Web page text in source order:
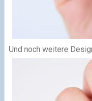
Und noch weitere